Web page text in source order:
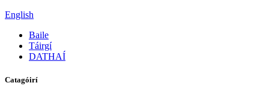
English
Baile
Táirgí
DATHAÍ
Catagóirí